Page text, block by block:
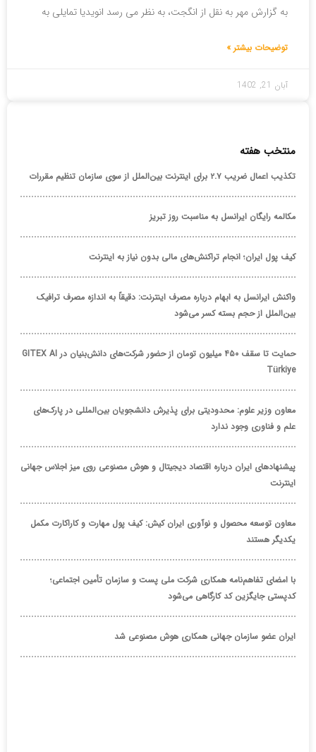
به گزارش مهر به نقل از انگجت، به نظر می رسد انویدیا تمایلی به
توضیحات بیشتر »
آبان 21, 1402
منتخب هفته
تکذیب اعمال ضریب ۲.۷ برای اینترنت بین‌الملل از سوی سازمان تنظیم مقررات
مکالمه رایگان ایرانسل به مناسبت روز تبریز
کیف پول ایران؛ انجام تراکنش‌های مالی بدون نیاز به اینترنت
واکنش ایرانسل به ابهام درباره مصرف اینترنت: دقیقاً به اندازه مصرف ترافیک
بین‌الملل از حجم بسته کسر می‌شود
حمایت تا سقف ۴۵۰ میلیون تومان از حضور شرکت‌های دانش‌بنیان در GITEX AI
Türkiye
معاون وزیر علوم: محدودیتی برای پذیرش دانشجویان بین‌المللی در پارک‌های
علم و فناوری وجود ندارد
پیشنهادهای ایران درباره اقتصاد دیجیتال و هوش مصنوعی روی میز اجلاس جهانی
اینترنت
معاون توسعه محصول و نوآوری ایران کیش: کیف پول مهارت و کاراکارت مکمل
یکدیگر هستند
با امضای تفاهم‌نامه همکاری شرکت ملی پست و سازمان تأمین اجتماعی؛
کدپستی جایگزین کد کارگاهی می‌شود
ایران عضو سازمان جهانی همکاری هوش مصنوعی شد